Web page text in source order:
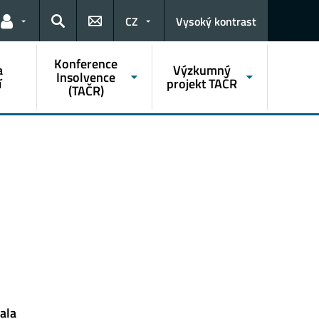
Odkazy pro uživatele
Hledat
CZ Vysoký kontrast
Konference
Insolvence
(TAČR)
Výzkumný
projekt TAČR